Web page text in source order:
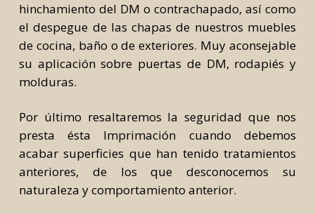
hinchamiento del DM o contrachapado, así como
el despegue de las chapas de nuestros muebles
de cocina, baño o de exteriores. Muy aconsejable
su aplicación sobre puertas de DM, rodapiés y
molduras.
Por último resaltaremos la seguridad que nos
presta ésta Imprimación cuando debemos
acabar superficies que han tenido tratamientos
anteriores, de los que desconocemos su
naturaleza y comportamiento anterior.